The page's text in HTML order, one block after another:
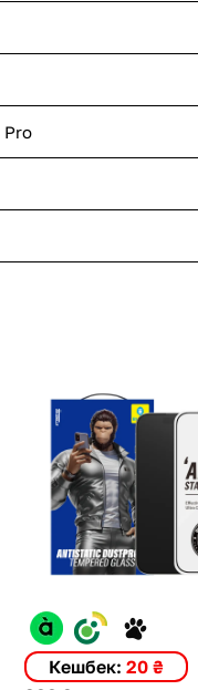
Pro
Кешбек: 20 ₴